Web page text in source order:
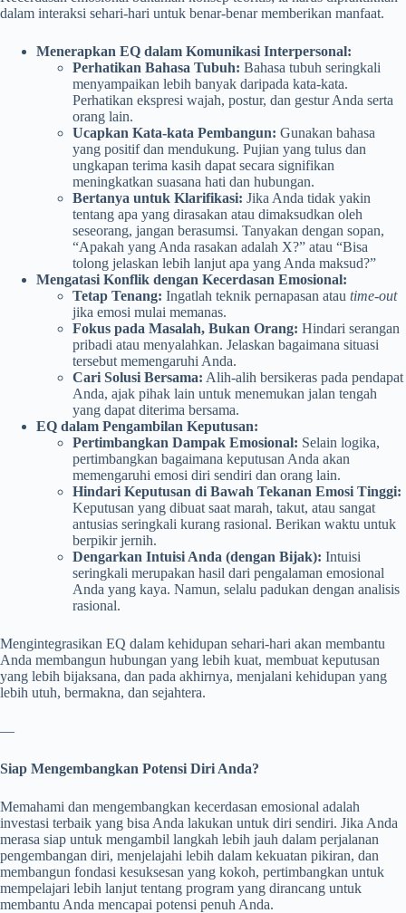
dalam interaksi sehari-hari untuk benar-benar memberikan manfaat.
Menerapkan EQ dalam Komunikasi Interpersonal:
Perhatikan Bahasa Tubuh: Bahasa tubuh seringkali
menyampaikan lebih banyak daripada kata-kata.
Perhatikan ekspresi wajah, postur, dan gestur Anda serta
orang lain.
Ucapkan Kata-kata Pembangun: Gunakan bahasa
yang positif dan mendukung. Pujian yang tulus dan
ungkapan terima kasih dapat secara signifikan
meningkatkan suasana hati dan hubungan.
Bertanya untuk Klarifikasi: Jika Anda tidak yakin
tentang apa yang dirasakan atau dimaksudkan oleh
seseorang, jangan berasumsi. Tanyakan dengan sopan,
“Apakah yang Anda rasakan adalah X?” atau “Bisa
tolong jelaskan lebih lanjut apa yang Anda maksud?”
Mengatasi Konflik dengan Kecerdasan Emosional:
Tetap Tenang: Ingatlah teknik pernapasan atau time-out
jika emosi mulai memanas.
Fokus pada Masalah, Bukan Orang: Hindari serangan
pribadi atau menyalahkan. Jelaskan bagaimana situasi
tersebut memengaruhi Anda.
Cari Solusi Bersama: Alih-alih bersikeras pada pendapat
Anda, ajak pihak lain untuk menemukan jalan tengah
yang dapat diterima bersama.
EQ dalam Pengambilan Keputusan:
Pertimbangkan Dampak Emosional: Selain logika,
pertimbangkan bagaimana keputusan Anda akan
memengaruhi emosi diri sendiri dan orang lain.
Hindari Keputusan di Bawah Tekanan Emosi Tinggi:
Keputusan yang dibuat saat marah, takut, atau sangat
antusias seringkali kurang rasional. Berikan waktu untuk
berpikir jernih.
Dengarkan Intuisi Anda (dengan Bijak): Intuisi
seringkali merupakan hasil dari pengalaman emosional
Anda yang kaya. Namun, selalu padukan dengan analisis
rasional.
Mengintegrasikan EQ dalam kehidupan sehari-hari akan membantu
Anda membangun hubungan yang lebih kuat, membuat keputusan
yang lebih bijaksana, dan pada akhirnya, menjalani kehidupan yang
lebih utuh, bermakna, dan sejahtera.
—
Siap Mengembangkan Potensi Diri Anda?
Memahami dan mengembangkan kecerdasan emosional adalah
investasi terbaik yang bisa Anda lakukan untuk diri sendiri. Jika Anda
merasa siap untuk mengambil langkah lebih jauh dalam perjalanan
pengembangan diri, menjelajahi lebih dalam kekuatan pikiran, dan
membangun fondasi kesuksesan yang kokoh, pertimbangkan untuk
mempelajari lebih lanjut tentang program yang dirancang untuk
membantu Anda mencapai potensi penuh Anda.